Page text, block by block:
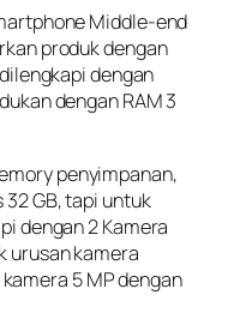
Middle-end
produk dengan
dengan
dengan RAM 3
penyimpanan,
32 GB, tapi untuk
dengan 2 Kamera
urusan kamera
5 MP dengan